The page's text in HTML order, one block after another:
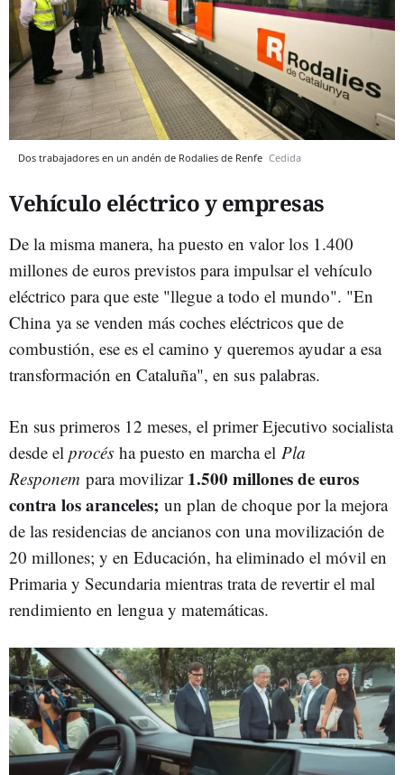
Dos trabajadores en un andén de Rodalies de Renfe Cedida
Vehículo eléctrico y empresas
De la misma manera, ha puesto en valor los 1.400
millones de euros previstos para impulsar el vehículo
eléctrico para que este "llegue a todo el mundo". "En
China ya se venden más coches eléctricos que de
combustión, ese es el camino y queremos ayudar a esa
transformación en Cataluña", en sus palabras.
En sus primeros 12 meses, el primer Ejecutivo socialista
desde el procés ha puesto en marcha el Pla
Responem para movilizar 1.500 millones de euros
contra los aranceles; un plan de choque por la mejora
de las residencias de ancianos con una movilización de
20 millones; y en Educación, ha eliminado el móvil en
Primaria y Secundaria mientras trata de revertir el mal
rendimiento en lengua y matemáticas.